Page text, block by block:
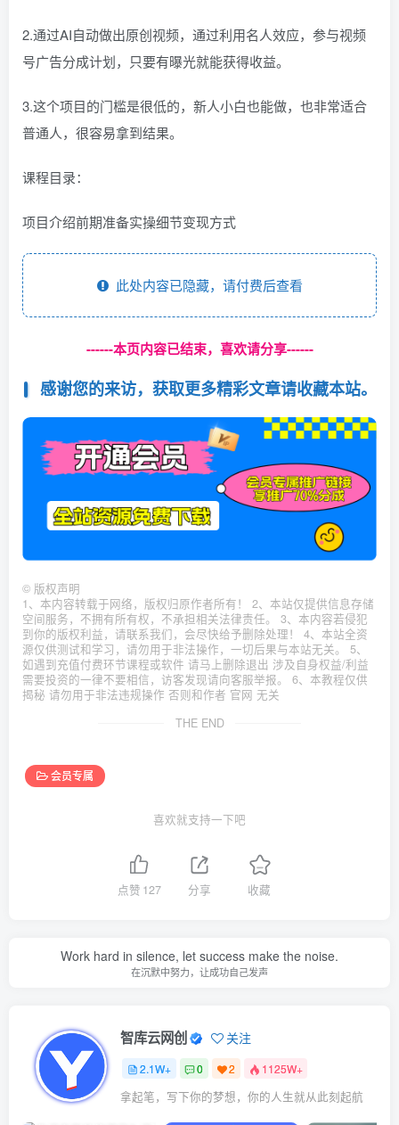
2.通过AI自动做出原创视频，通过利用名人效应，参与视频
号广告分成计划，只要有曝光就能获得收益。
3.这个项目的门槛是很低的，新人小白也能做，也非常适合
普通人，很容易拿到结果。
课程目录：
项目介绍前期准备实操细节变现方式
此处内容已隐藏，请付费后查看
------本页内容已结束，喜欢请分享------
感谢您的来访，获取更多精彩文章请收藏本站。
© 版权声明
1、本内容转载于网络，版权归原作者所有！ 2、本站仅提供信息存储
空间服务，不拥有所有权，不承担相关法律责任。 3、本内容若侵犯
到你的版权利益，请联系我们，会尽快给予删除处理！ 4、本站全资
源仅供测试和学习，请勿用于非法操作，一切后果与本站无关。 5、
如遇到充值付费环节课程或软件 请马上删除退出 涉及自身权益/利益
需要投资的一律不要相信，访客发现请向客服举报。 6、本教程仅供
揭秘 请勿用于非法违规操作 否则和作者 官网 无关
THE END
会员专属
喜欢就支持一下吧
点赞 127 分享 收藏
Work hard in silence, let success make the noise.
在沉默中努力，让成功自己发声
智库云网创 关注
2.1W+ 0 2 1125W+
拿起笔，写下你的梦想，你的人生就从此刻起航